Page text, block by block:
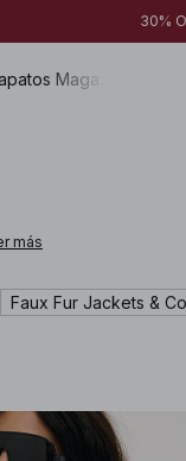
30%
Magazine
más
Faux Fur Jackets &